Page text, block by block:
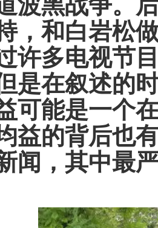
波黑战争。
，和白岩松
许多电视节
是在叙述的
可能是一个
益的背后也
闻，其中最